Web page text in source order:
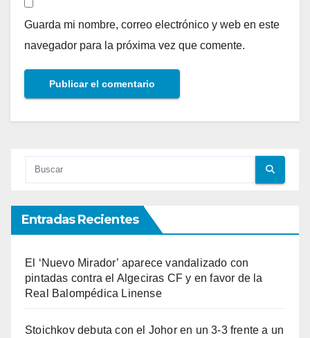
Guarda mi nombre, correo electrónico y web en este
navegador para la próxima vez que comente.
Entradas Recientes
El ‘Nuevo Mirador’ aparece vandalizado con
pintadas contra el Algeciras CF y en favor de la
Real Balompédica Linense
Stoichkov debuta con el Johor en un 3-3 frente a un